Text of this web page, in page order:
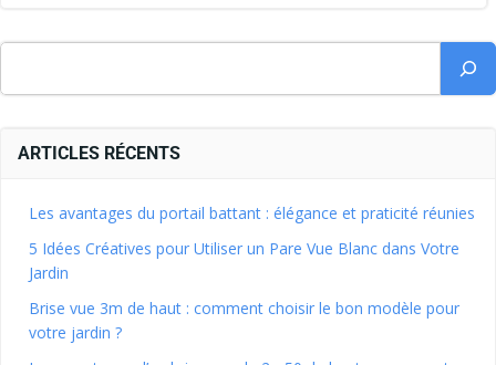
ARTICLES RÉCENTS
Les avantages du portail battant : élégance et praticité réunies
5 Idées Créatives pour Utiliser un Pare Vue Blanc dans Votre
Jardin
Brise vue 3m de haut : comment choisir le bon modèle pour
votre jardin ?